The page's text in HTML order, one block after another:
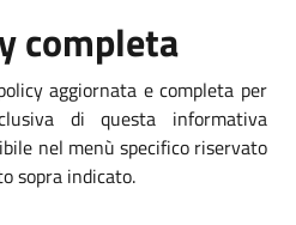
completa
aggiornata e completa per
di questa informativa
nel menù specifico riservato
sopra indicato.